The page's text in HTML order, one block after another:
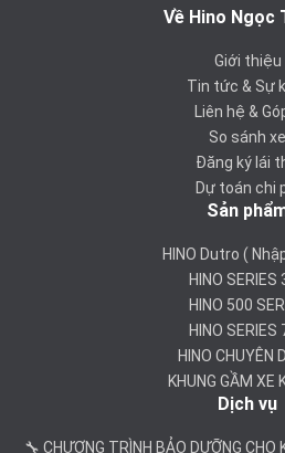
Về Hino Ngọc
Giới thiệu
Tin tức & Sự
Liên hệ &
So sánh xe
Đăng ký lái
Dự toán chi
Sản
HINO Dutro (
HINO SERIES
HINO 500
HINO SERIES
HINO CHUYÊN
KHUNG GẦM XE
Dịch vụ
🔧 CHƯƠNG TRÌNH BẢO DƯỠNG CHO